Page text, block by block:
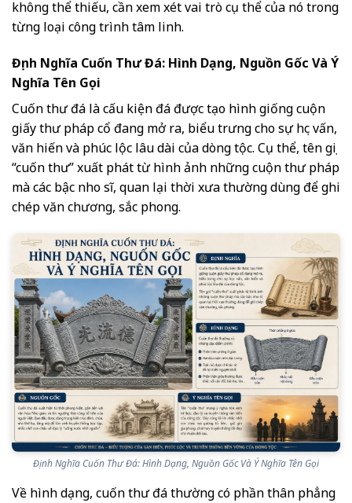
không thể thiếu, cần xem xét vai trò cụ thể của nó trong
từng loại công trình tâm linh.
Định Nghĩa Cuốn Thư Đá: Hình Dạng, Nguồn Gốc Và Ý
Nghĩa Tên Gọi
Cuốn thư đá là cấu kiện đá được tạo hình giống cuộn
giấy thư pháp cổ đang mở ra, biểu trưng cho sự học vấn,
văn hiến và phúc lộc lâu dài của dòng tộc. Cụ thể, tên gọi
“cuốn thư” xuất phát từ hình ảnh những cuộn thư pháp
mà các bậc nho sĩ, quan lại thời xưa thường dùng để ghi
chép văn chương, sắc phong.
Định Nghĩa Cuốn Thư Đá: Hình Dạng, Nguồn Gốc Và Ý Nghĩa Tên Gọi
Về hình dạng, cuốn thư đá thường có phần thân phẳng